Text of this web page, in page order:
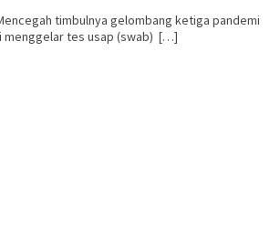
timbulnya gelombang ketiga pandemi
menggelar tes usap (swab) […]